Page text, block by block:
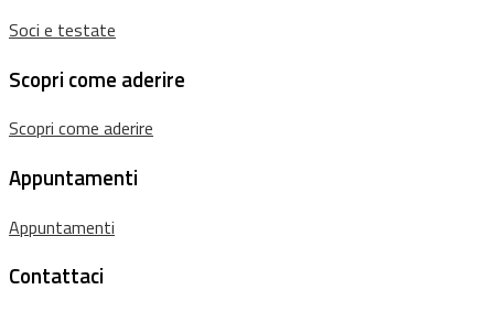
Soci e testate
Scopri come aderire
Scopri come aderire
Appuntamenti
Appuntamenti
Contattaci